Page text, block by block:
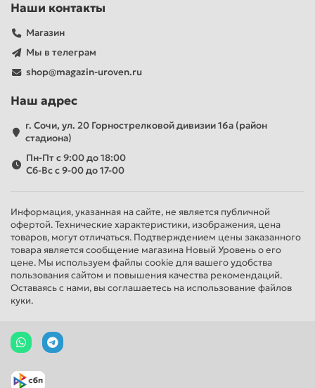
Наши контакты
Магазин
Мы в телеграм
shop@magazin-uroven.ru
Наш адрес
г. Сочи, ул. 20 Горнострелковой дивизии 16а (район
стадиона)
Пн-Пт с 9:00 до 18:00
Сб-Вс с 9-00 до 17-00
Информация, указанная на сайте, не является публичной
офертой. Технические характеристики, изображения, цена
товаров, могут отличаться. Подтверждением цены заказанного
товара является сообщение магазина Новый Уровень о его
цене. Мы используем файлы cookie для вашего удобства
пользования сайтом и повышения качества рекомендаций.
Оставаясь с нами, вы соглашаетесь на использование файлов
куки.